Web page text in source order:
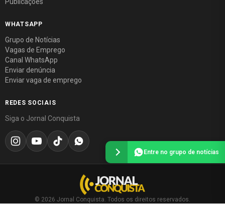
WHATSAPP
Grupo de Notícias
Vagas de Emprego
Canal WhatsApp
Enviar denúncia
Enviar vaga de emprego
REDES SOCIAIS
Siga o Jornal Conquista
© 2026 Jornal Conquista. Todos os direitos reservados.
Entre no grupo de notícias